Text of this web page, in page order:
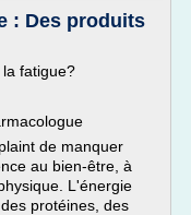
: Des produits
fatigue?
de manquer
au bien-être, à
L'énergie
protéines, des